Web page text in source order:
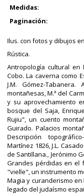
Medidas:
Paginación:
Ilus. con fotos y dibujos
Rústica.
Antropología cultural en
Cobo. La caverna como
J.M. Gómez-
montañesas, M.ª del
y su aprovechamiento
bosque del Saja,
Rujiu", un cuento
Guirado. Palacios
Descripción
Martínez 1826, J.L.
de Santillana., Jerónimo
Grandes pérdidas en el
"vielle", un instrumento
Magia y curanderismo
legado del judaísmo